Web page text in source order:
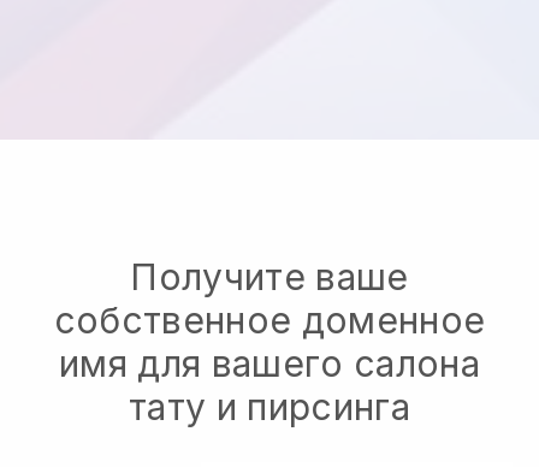
Получите ваше
собственное доменное
имя для вашего салона
тату и пирсинга